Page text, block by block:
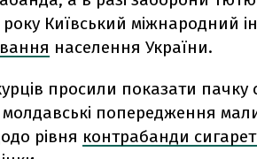
Київський міжнародний
населення України.
просили показати пачку
молдавські попередження
рівня контрабанди